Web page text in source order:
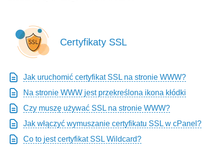
Certyfikaty SSL
Jak uruchomić certyfikat SSL na stronie WWW?
Na stronie WWW jest przekreślona ikona kłódki
Czy muszę używać SSL na stronie WWW?
Jak włączyć wymuszanie certyfikatu SSL w cPanel?
Co to jest certyfikat SSL Wildcard?